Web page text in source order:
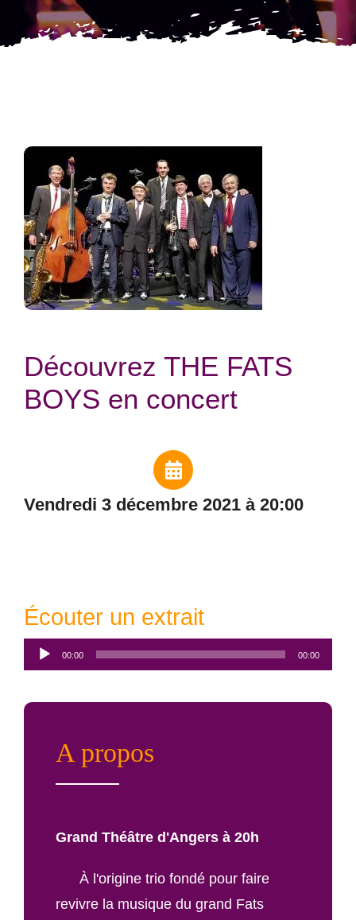
Découvrez THE FATS
BOYS en concert
vendredi 3 décembre 2021 à 20:00
Écouter un extrait
Lecteur
audio
00:00 00:00
A propos
Grand Théâtre d'Angers à 20h
À l'origine trio fondé pour faire
revivre la musique du grand Fats